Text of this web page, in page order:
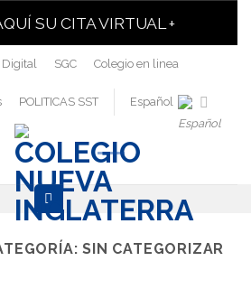
SU CITA VIRTUAL +
SGC Colegio en linea
POLITICAS SST Español
SIN CATEGORIZAR